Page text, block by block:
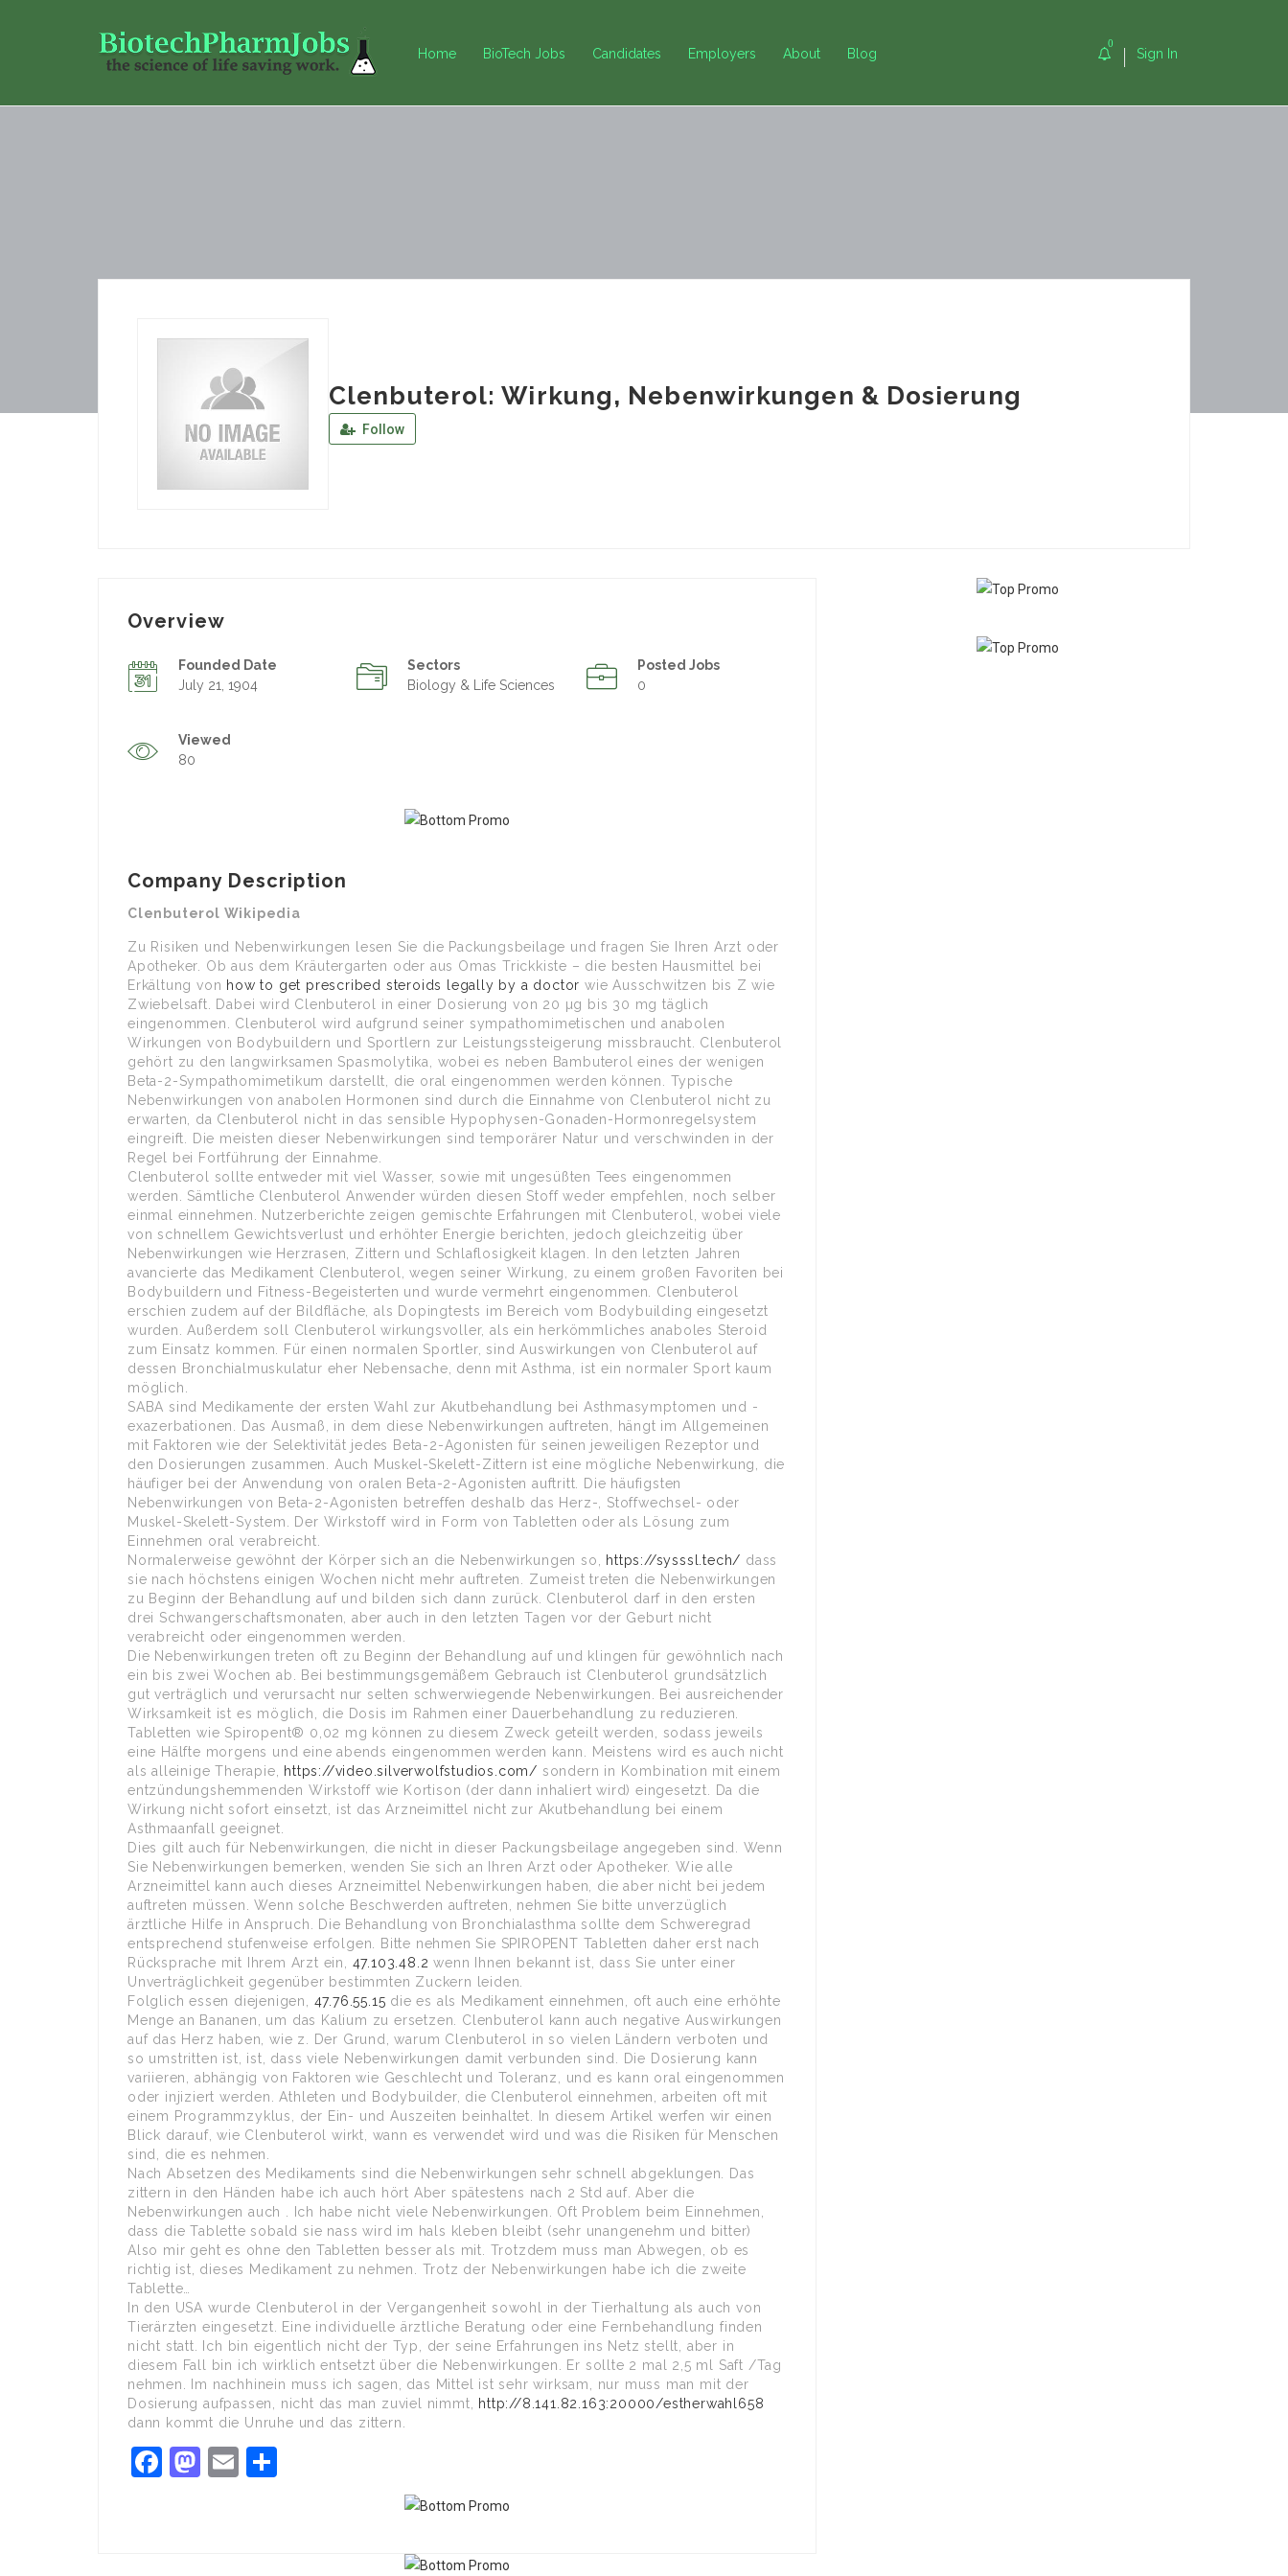
Home BioTech Jobs Candidates Employers About Blog
0
Sign In
Clenbuterol: Wirkung, Nebenwirkungen & Dosierung
Follow
Overview
Founded Date
July 21, 1904
Sectors
Biology & Life Sciences
Posted Jobs
0
Viewed
80
Company Description
Clenbuterol Wikipedia
Zu Risiken und Nebenwirkungen lesen Sie die Packungsbeilage und fragen Sie Ihren Arzt oder
Apotheker. Ob aus dem Kräutergarten oder aus Omas Trickkiste – die besten Hausmittel bei
Erkältung von how to get prescribed steroids legally by a doctor wie Ausschwitzen bis Z wie
Zwiebelsaft. Dabei wird Clenbuterol in einer Dosierung von 20 µg bis 30 mg täglich
eingenommen. Clenbuterol wird aufgrund seiner sympathomimetischen und anabolen
Wirkungen von Bodybuildern und Sportlern zur Leistungssteigerung missbraucht. Clenbuterol
gehört zu den langwirksamen Spasmolytika, wobei es neben Bambuterol eines der wenigen
Beta-2-Sympathomimetikum darstellt, die oral eingenommen werden können. Typische
Nebenwirkungen von anabolen Hormonen sind durch die Einnahme von Clenbuterol nicht zu
erwarten, da Clenbuterol nicht in das sensible Hypophysen-Gonaden-Hormonregelsystem
eingreift. Die meisten dieser Nebenwirkungen sind temporärer Natur und verschwinden in der
Regel bei Fortführung der Einnahme.
Clenbuterol sollte entweder mit viel Wasser, sowie mit ungesüßten Tees eingenommen
werden. Sämtliche Clenbuterol Anwender würden diesen Stoff weder empfehlen, noch selber
einmal einnehmen. Nutzerberichte zeigen gemischte Erfahrungen mit Clenbuterol, wobei viele
von schnellem Gewichtsverlust und erhöhter Energie berichten, jedoch gleichzeitig über
Nebenwirkungen wie Herzrasen, Zittern und Schlaflosigkeit klagen. In den letzten Jahren
avancierte das Medikament Clenbuterol, wegen seiner Wirkung, zu einem großen Favoriten bei
Bodybuildern und Fitness-Begeisterten und wurde vermehrt eingenommen. Clenbuterol
erschien zudem auf der Bildfläche, als Dopingtests im Bereich vom Bodybuilding eingesetzt
wurden. Außerdem soll Clenbuterol wirkungsvoller, als ein herkömmliches anaboles Steroid
zum Einsatz kommen. Für einen normalen Sportler, sind Auswirkungen von Clenbuterol auf
dessen Bronchialmuskulatur eher Nebensache, denn mit Asthma, ist ein normaler Sport kaum
möglich.
SABA sind Medikamente der ersten Wahl zur Akutbehandlung bei Asthmasymptomen und -
exazerbationen. Das Ausmaß, in dem diese Nebenwirkungen auftreten, hängt im Allgemeinen
mit Faktoren wie der Selektivität jedes Beta-2-Agonisten für seinen jeweiligen Rezeptor und
den Dosierungen zusammen. Auch Muskel-Skelett-Zittern ist eine mögliche Nebenwirkung, die
häufiger bei der Anwendung von oralen Beta-2-Agonisten auftritt. Die häufigsten
Nebenwirkungen von Beta-2-Agonisten betreffen deshalb das Herz-, Stoffwechsel- oder
Muskel-Skelett-System. Der Wirkstoff wird in Form von Tabletten oder als Lösung zum
Einnehmen oral verabreicht.
Normalerweise gewöhnt der Körper sich an die Nebenwirkungen so,
https://sysssl.tech/ dass
sie nach höchstens einigen Wochen nicht mehr auftreten. Zumeist treten die Nebenwirkungen
zu Beginn der Behandlung auf und bilden sich dann zurück. Clenbuterol darf in den ersten
drei Schwangerschaftsmonaten, aber auch in den letzten Tagen vor der Geburt nicht
verabreicht oder eingenommen werden.
Die Nebenwirkungen treten oft zu Beginn der Behandlung auf und klingen für gewöhnlich nach
ein bis zwei Wochen ab. Bei bestimmungsgemäßem Gebrauch ist Clenbuterol grundsätzlich
gut verträglich und verursacht nur selten schwerwiegende Nebenwirkungen. Bei ausreichender
Wirksamkeit ist es möglich, die Dosis im Rahmen einer Dauerbehandlung zu reduzieren.
Tabletten wie Spiropent® 0,02 mg können zu diesem Zweck geteilt werden, sodass jeweils
eine Hälfte morgens und eine abends eingenommen werden kann. Meistens wird es auch nicht
als alleinige Therapie,
https://video.silverwolfstudios.com/ sondern in Kombination mit einem
entzündungshemmenden Wirkstoff wie Kortison (der dann inhaliert wird) eingesetzt. Da die
Wirkung nicht sofort einsetzt, ist das Arzneimittel nicht zur Akutbehandlung bei einem
Asthmaanfall geeignet.
Dies gilt auch für Nebenwirkungen, die nicht in dieser Packungsbeilage angegeben sind. Wenn
Sie Nebenwirkungen bemerken, wenden Sie sich an Ihren Arzt oder Apotheker. Wie alle
Arzneimittel kann auch dieses Arzneimittel Nebenwirkungen haben, die aber nicht bei jedem
auftreten müssen. Wenn solche Beschwerden auftreten, nehmen Sie bitte unverzüglich
ärztliche Hilfe in Anspruch. Die Behandlung von Bronchialasthma sollte dem Schweregrad
entsprechend stufenweise erfolgen. Bitte nehmen Sie SPIROPENT Tabletten daher erst nach
Rücksprache mit Ihrem Arzt ein, 47.103.48.2 wenn Ihnen bekannt ist, dass Sie unter einer
Unverträglichkeit gegenüber bestimmten Zuckern leiden.
Folglich essen diejenigen, 47.76.55.15 die es als Medikament einnehmen, oft auch eine erhöhte
Menge an Bananen, um das Kalium zu ersetzen. Clenbuterol kann auch negative Auswirkungen
auf das Herz haben, wie z. Der Grund, warum Clenbuterol in so vielen Ländern verboten und
so umstritten ist, ist, dass viele Nebenwirkungen damit verbunden sind. Die Dosierung kann
variieren, abhängig von Faktoren wie Geschlecht und Toleranz, und es kann oral eingenommen
oder injiziert werden. Athleten und Bodybuilder, die Clenbuterol einnehmen, arbeiten oft mit
einem Programmzyklus, der Ein- und Auszeiten beinhaltet. In diesem Artikel werfen wir einen
Blick darauf, wie Clenbuterol wirkt, wann es verwendet wird und was die Risiken für Menschen
sind, die es nehmen.
Nach Absetzen des Medikaments sind die Nebenwirkungen sehr schnell abgeklungen. Das
zittern in den Händen habe ich auch hört Aber spätestens nach 2 Std auf. Aber die
Nebenwirkungen auch . Ich habe nicht viele Nebenwirkungen. Oft Problem beim Einnehmen,
dass die Tablette sobald sie nass wird im hals kleben bleibt (sehr unangenehm und bitter)
Also mir geht es ohne den Tabletten besser als mit. Trotzdem muss man Abwegen, ob es
richtig ist, dieses Medikament zu nehmen. Trotz der Nebenwirkungen habe ich die zweite
Tablette…
In den USA wurde Clenbuterol in der Vergangenheit sowohl in der Tierhaltung als auch von
Tierärzten eingesetzt. Eine individuelle ärztliche Beratung oder eine Fernbehandlung finden
nicht statt. Ich bin eigentlich nicht der Typ, der seine Erfahrungen ins Netz stellt, aber in
diesem Fall bin ich wirklich entsetzt über die Nebenwirkungen. Er sollte 2 mal 2,5 ml Saft /Tag
nehmen. Im nachhinein muss ich sagen, das Mittel ist sehr wirksam, nur muss man mit der
Dosierung aufpassen, nicht das man zuviel nimmt,
http://8.141.82.163:20000/estherwahl658
dann kommt die Unruhe und das zittern.
Facebook
Mastodon
Email